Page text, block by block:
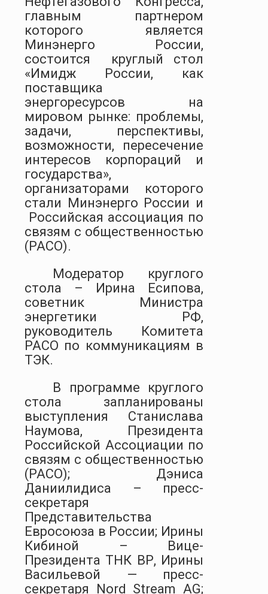
главным партнером
которого является
Минэнерго России,
состоится
круглый стол
«Имидж России, как
поставщика
энергоресурсов на
мировом рынке: проблемы,
задачи, перспективы,
возможности, пересечение
интересов корпораций и
государства»,
организаторами которого
стали Минэнерго России и
Российская ассоциация по
связям с общественностью
(РАСО).
Модератор круглого
стола – Ирина Есипова,
советник Министра
энергетики РФ,
руководитель
Комитета
РАСО по коммуникациям в
ТЭК.
В программе круглого
стола запланированы
выступления Станислава
Наумова, Президента
Российской Ассоциации по
связям с общественностью
(РАСО); Дэниса
Даниилидиса – пресс-
секретаря
Представительства
Евросоюза в России; Ирины
Кибиной – Вице-
Президента ТНК ВР, Ирины
Васильевой — пресс-
секретаря Nord Stream AG;